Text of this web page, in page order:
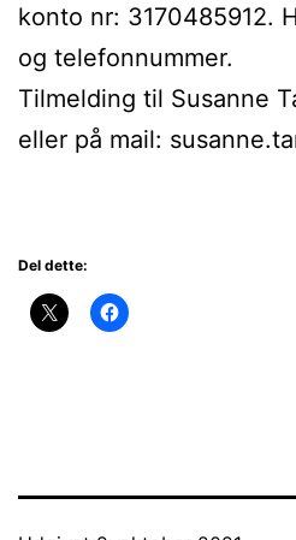
konto nr: 3170485912.
og telefonnummer.
Tilmelding til Susanne
eller på mail:
Del dette: